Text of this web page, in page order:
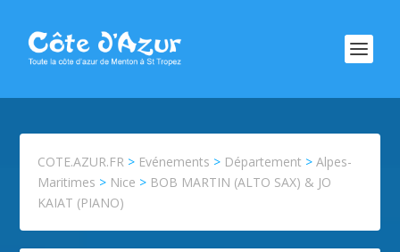
COTE.AZUR.FR > Evénements > Département >Alpes-
Maritimes > Nice > BOB MARTIN (ALTO SAX) & JO
KAIAT (PIANO)